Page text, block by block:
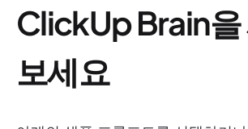
ClickUp Brain을
보세요